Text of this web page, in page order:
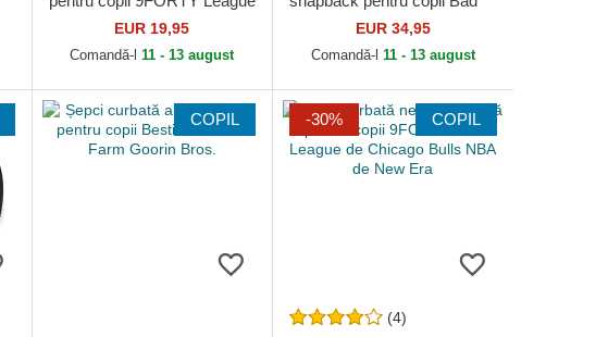
Essential de New York
Yankees MLB de New Era
EUR 19,95
Comandă-l11 - 13 august
Boy Mini The Farm Goorin
Bros.
EUR 34,95
Comandă-l 11 - 13 august
COPIL -30% COPIL
(4)